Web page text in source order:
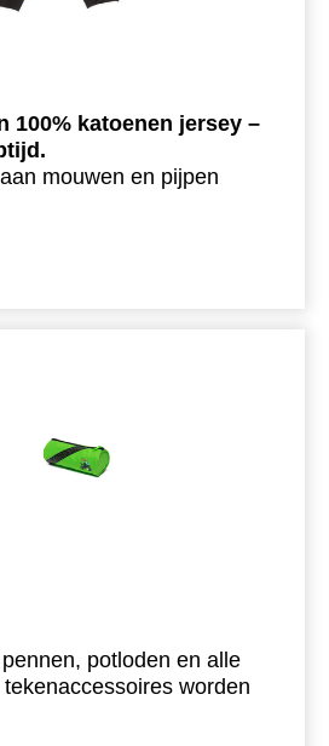
100% katoenen jersey –
mouwen en pijpen
weight jersey
potloden en alle
worden